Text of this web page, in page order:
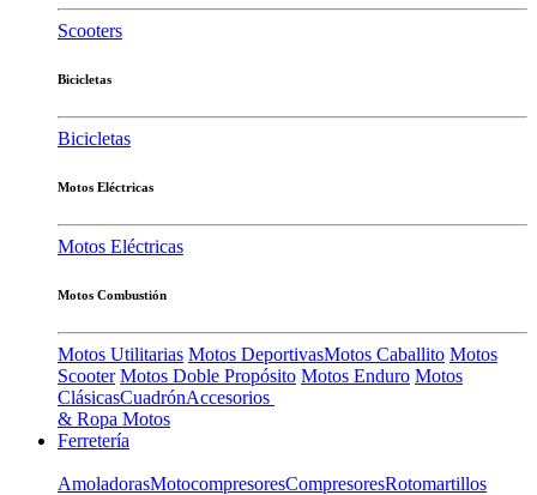
Scooters
Bicicletas
Bicicletas
Motos Eléctricas
Motos Eléctricas
Motos Combustión
Motos Utilitarias Motos DeportivasMotos Caballito Motos
Scooter Motos Doble Propósito Motos Enduro Motos
ClásicasCuadrónAccesorios
& Ropa Motos
Ferretería
AmoladorasMotocompresoresCompresoresRotomartillos